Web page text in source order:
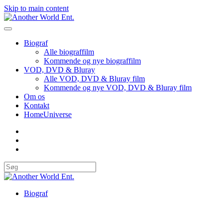
Skip to main content
Biograf
Alle biograffilm
Kommende og nye biograffilm
VOD, DVD & Bluray
Alle VOD, DVD & Bluray film
Kommende og nye VOD, DVD & Bluray film
Om os
Kontakt
HomeUniverse
Biograf